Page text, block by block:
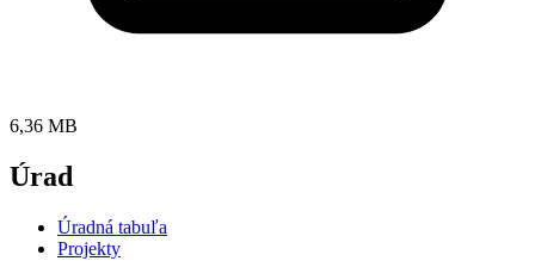
6,36 MB
Úrad
Úradná tabuľa
Projekty